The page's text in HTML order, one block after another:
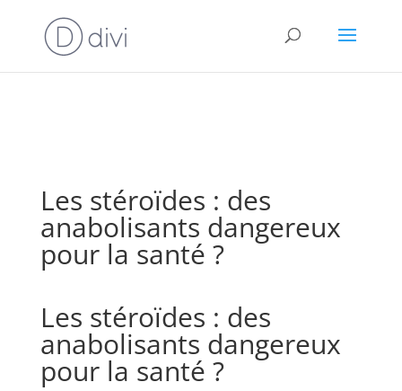
⚠️ Hosting plan for this site has expired.
avoid service disruption.
Les stéroïdes : des
anabolisants dangereux
pour la santé ?
Les stéroïdes : des
anabolisants dangereux
pour la santé ?